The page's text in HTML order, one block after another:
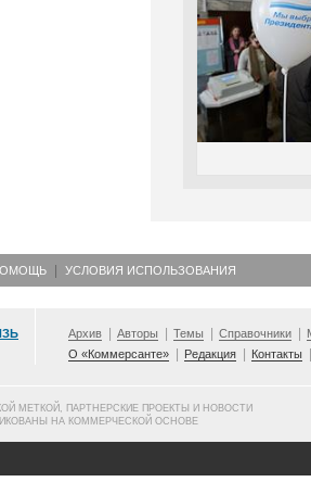
УСЛОВИЯ ИСПОЛЬЗОВАНИЯ
Архив Авторы Темы Справочники
О «Коммерсанте»
Редакция Контакты
МЕТКОЙ, ПАРТНЕРСКИЕ ПРОЕКТЫ И НОВОСТИ
НА КОММЕРЧЕСКОЙ ОСНОВЕ